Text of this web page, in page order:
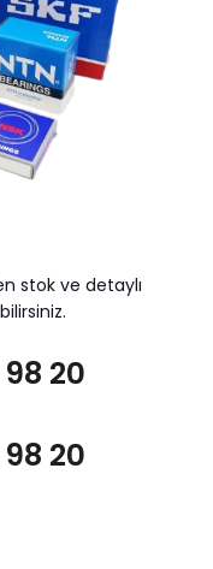
stok ve detaylı
20
20